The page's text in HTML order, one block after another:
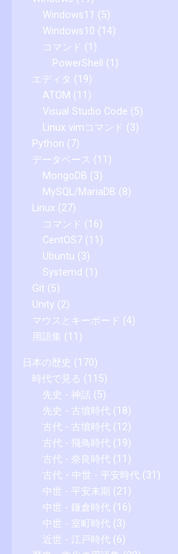
Windows11 (5)
Windows10 (14)
コマンド (1)
PowerShell
(1)
エディタ (19)
ATOM (11)
Visual Studio Code (5)
Linux vimコマンド (3)
Python (7)
データベース (11)
MongoDB (3)
MySQL/MariaDB (8)
Linux (27)
コマンド (16)
CentOS7(11)
Ubuntu (3)
Systemd (1)
Git (5)
Unity (2)
マウスとキーボード (4)
用語集 (11)
日本の歴史 (170)
時代で見る (115)
先史 - 神話 (5)
先史 - 古墳時代 (18)
古代 - 古墳時代 (12)
古代 - 飛鳥時代 (19)
古代 - 奈良時代 (11)
古代・中世 - 平安時代 (31)
中世 - 平安末期 (21)
中世 - 鎌倉時代 (16)
中世 - 室町時代 (3)
近世 - 江戸時代 (6)